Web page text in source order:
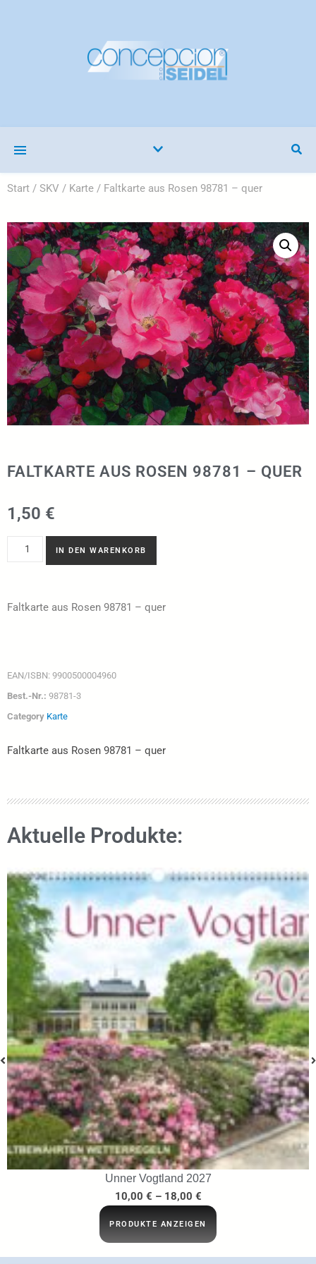
Start / SKV / Karte / Faltkarte aus Rosen 98781 – quer
FALTKARTE AUS ROSEN 98781 – QUER
1,50 €
IN DEN WARENKORB
Faltkarte aus Rosen 98781 – quer
EAN/ISBN: 9900500004960
Best.-Nr.: 98781-3
Category Karte
Faltkarte aus Rosen 98781 – quer
Aktuelle Produkte:
…ins Netz gegangen
29,95€
IN DEN WARENKORB